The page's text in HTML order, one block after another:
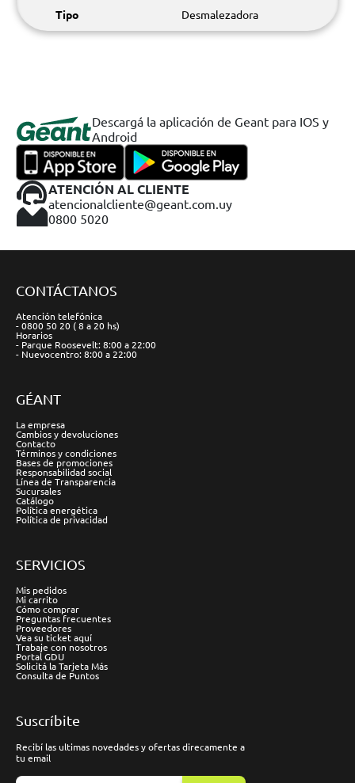
Tipo Desmalezadora
Descargá la aplicación de Geant para IOS y
Android
ATENCIÓN AL CLIENTE
atencionalcliente@geant.com.uy
0800 5020
CONTÁCTANOS
Atención telefónica
- 0800 50 20 ( 8 a 20 hs)
Horarios
- Parque Roosevelt: 8:00 a 22:00
- Nuevocentro: 8:00 a 22:00
GÉANT
La empresa
Cambios y devoluciones
Contacto
Términos y condiciones
Bases de promociones
Responsabilidad social
Línea de Transparencia
Sucursales
Catálogo
Política energética
Política de privacidad
SERVICIOS
Mis pedidos
Mi carrito
Cómo comprar
Preguntas frecuentes
Proveedores
Vea su ticket aquí
Trabaje con nosotros
Portal GDU
Solicitá la Tarjeta Más
Consulta de Puntos
Suscríbite
Recibí las ultimas novedades y ofertas direcamente a
tu email